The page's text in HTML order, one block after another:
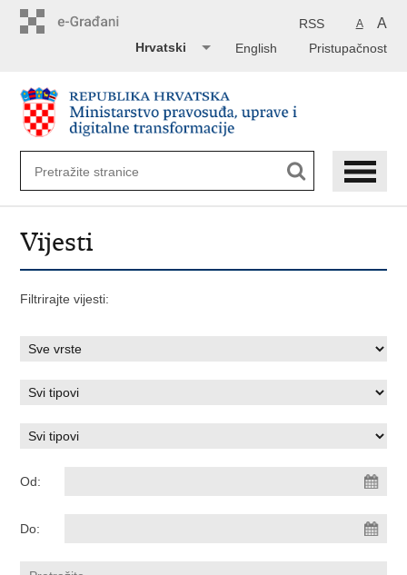
A A
RSS
Pristupačnost
English
Hrvatski
Vijesti
Filtrirajte vijesti:
Od:
Do: